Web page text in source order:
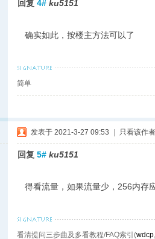
回复 4# ku5151
确实如此，按楼主方法可以了
简单
发表于 2021-3-27 09:53 只看该作者
回复 5# ku5151
得看流量，如果流量少，256内存
看清提问三步曲及多看教程/FAQ索引(wdcp,